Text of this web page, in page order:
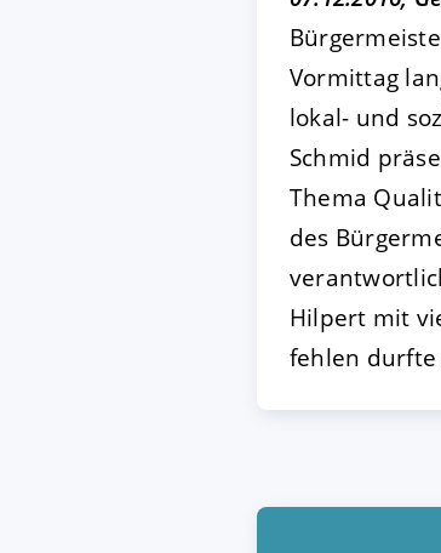
Vormittag
lokal- und
Schmid
Thema
des
Hilpert mit
fehlen durfte
AKZEPTIEREN
|